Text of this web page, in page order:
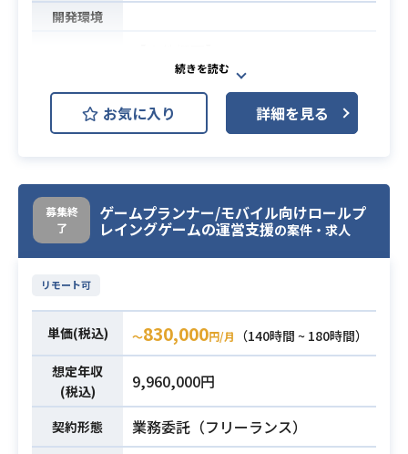
開発環境
業務内容
プランナーとして、下記業務内容に
携わっていただきます。
リリースしたばかりのタイトルのた
【業務内容】
・スマートフォンゲームの企画・開
発ディレクション
・新機能の開発および既存機能の改
および資料の作成
・関係各所への仕様説明、質問への
・開発スケジュールの管理
・マスタデータの作成
・ブラッシュアップ、デバッグ
お気に入り 詳細を見る
募集終
了
ゲームプランナー/モバイル向けロールプ
レイングゲームの運営支援の案件・求人
リモート可
単価(税込) 〜830,000円/月
（140時間 ~ 180時間）
想定年収
(税込)
9,960,000円
契約形態 業務委託（フリーランス）